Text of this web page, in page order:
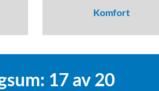
Komfort
17 av 20